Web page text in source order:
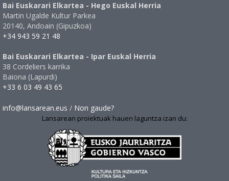
Bai Euskarari Elkartea - Hego Euskal Herria
Martin Ugalde Kultur Parkea
20140, Andoain (Gipuzkoa)
+34 943 59 21 48
Bai Euskarari Elkartea - Ipar Euskal Herria
38 Cordeliers karrika
Baiona (Lapurdi)
+33 6 03 49 43 65
info@lansarean.eus / Non gaude?
Lansarean proiektuak hauen laguntza izan du: